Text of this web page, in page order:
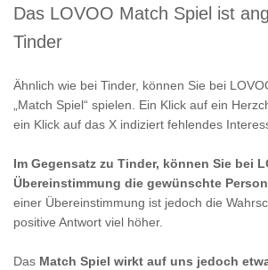
Das LOVOO Match Spiel ist
Tinder
Ähnlich wie bei Tinder, können Sie bei
„Match Spiel“ spielen. Ein Klick auf ein
ein Klick auf das X indiziert fehlendes
Im Gegensatz zu Tinder, können Sie bei
Übereinstimmung die gewünschte
einer Übereinstimmung ist jedoch die
positive Antwort viel höher.
Das Match Spiel wirkt auf uns jedoch